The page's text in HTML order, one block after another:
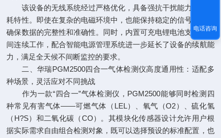
该设备的无线系统经过严格优化，具备强抗干扰能力和低功
耗特性。即使在复杂的电磁环境中，也能保持稳定的信号传输，
确保数据的完整性和准确性。同时，内置可充电锂电池支持长时
间连续工作，配合智能电源管理系统进一步延长了设备的续航能
力，满足全天候不间断监控的要求。
二、华瑞PGM2500四合一气体检测仪高度通用性：适配多
种场景，灵活应对不同挑战
作为一款“四合一”气体检测仪，PGM2500能够同时检测四
种常见有害气体——可燃气体（LEL）、氧气（O2）、硫化氢
（H?S）和二氧化碳（CO）。其模块化传感器设计允许用户根
据实际需求自由组合检测对象，既可以选择预设的标准配置，也
电话咨询